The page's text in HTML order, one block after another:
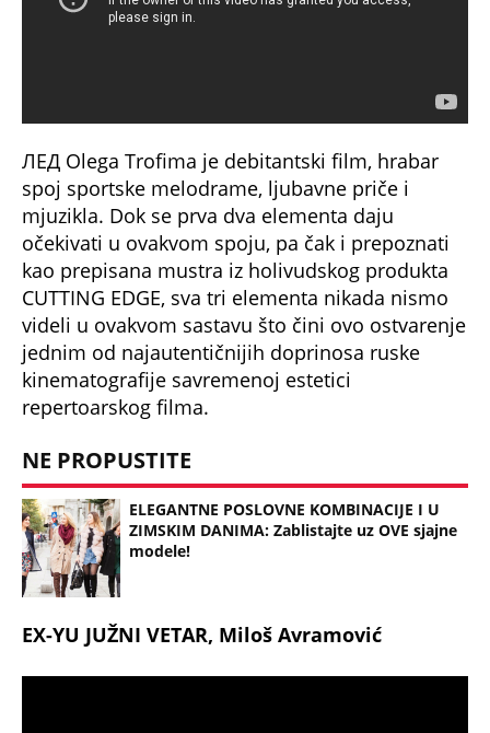
ЛЕД Olega Trofima je debitantski film, hrabar
spoj sportske melodrame, ljubavne priče i
mjuzikla. Dok se prva dva elementa daju
očekivati u ovakvom spoju, pa čak i prepoznati
kao prepisana mustra iz holivudskog produkta
CUTTING EDGE, sva tri elementa nikada nismo
videli u ovakvom sastavu što čini ovo ostvarenje
jednim od najautentičnijih doprinosa ruske
kinematografije savremenoj estetici
repertoarskog filma.
NE PROPUSTITE
ELEGANTNE POSLOVNE KOMBINACIJE I U
ZIMSKIM DANIMA: Zablistajte uz OVE sjajne
modele!
EX-YU JUŽNI VETAR, Miloš Avramović